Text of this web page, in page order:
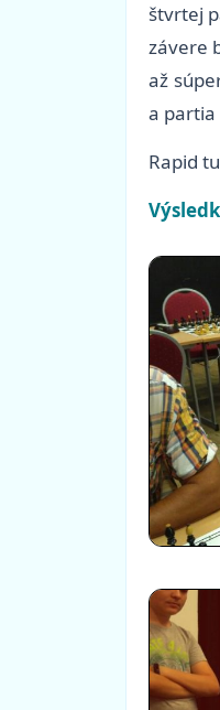
štvrtej
závere
až
a partia
Rapid